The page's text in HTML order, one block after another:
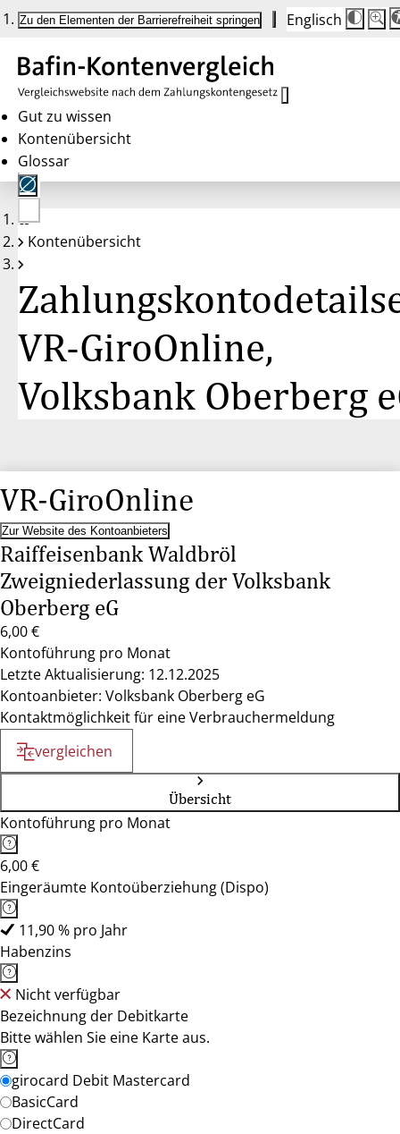
Zu den Elementen der Barrierefreiheit springen Englisch
Die
auf
100
100
Gut zu wissen
Kontenübersicht
Glossar
Keine
Konten
Kontenübersicht
VR-GiroOnline,
Volksbank Oberberg
VR-GiroOnline
Zur Website des Kontoanbieters
Raiffeisenbank Waldbröl
Zweigniederlassung der Volksbank
Oberberg eG
6,00 €
Kontoführung pro Monat
Letzte Aktualisierung: 12.12.2025
Kontoanbieter: Volksbank Oberberg eG
Kontaktmöglichkeit für eine Verbrauchermeldung
vergleichen
Übersicht
Kontoführung pro Monat
6,00 €
Eingeräumte Kontoüberziehung (Dispo)
11,90 % pro Jahr
Habenzins
Nicht verfügbar
Bezeichnung der Debitkarte
Bitte wählen Sie eine Karte aus.
girocard Debit Mastercard
BasicCard
DirectCard